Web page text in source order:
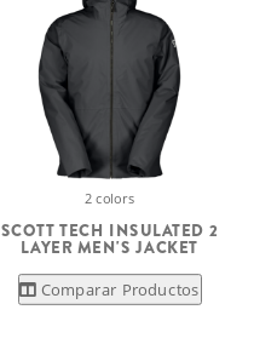
2 colors
SCOTT TECH INSULATED 2
LAYER MEN'S JACKET
Comparar Productos